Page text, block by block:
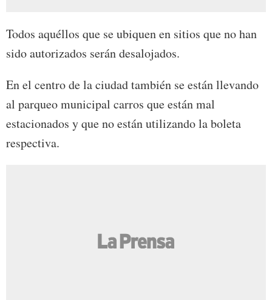
Todos aquéllos que se ubiquen en sitios que no han
sido autorizados serán desalojados.
En el centro de la ciudad también se están llevando
al parqueo municipal carros que están mal
estacionados y que no están utilizando la boleta
respectiva.